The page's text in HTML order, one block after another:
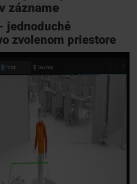
zázname
jednoduché
zvolenom priestore